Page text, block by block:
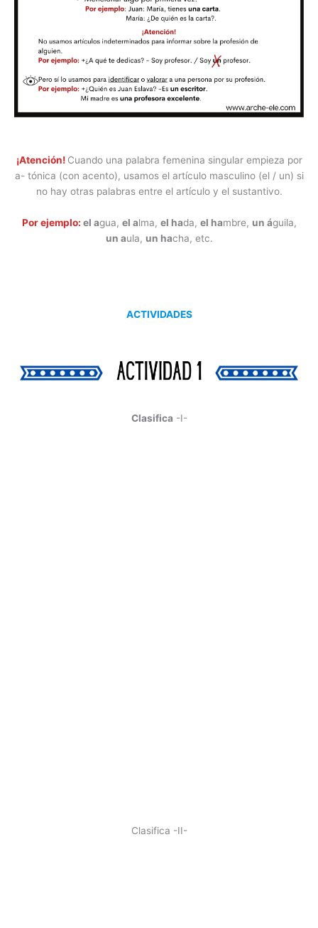
¡Atención! Cuando una palabra femenina singular empieza por
a- tónica (con acento), usamos el artículo masculino (el / un) si
no hay otras palabras entre el artículo y el sustantivo.
Por ejemplo: el agua, el alma, el hada, el hambre, un águila,
un aula, un hacha, etc.
ACTIVIDADES
Clasifica -I-
Clasifica -II-